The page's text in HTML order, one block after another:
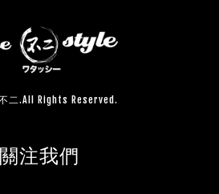
二.All Rights Reserved.
關注我們